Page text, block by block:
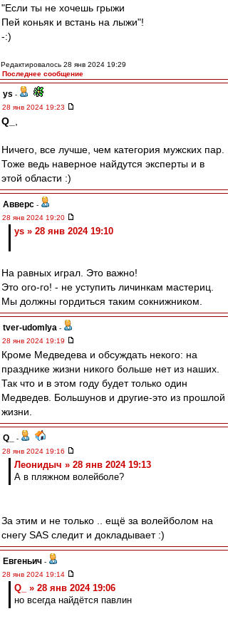
"Если ты не хочешь грыжи
Пей коньяк и встань на лыжи"!
-:)
Редактировалось 28 янв 2024 19:29
Последнее сообщение
ys -
28 янв 2024 19:23
Q_
Ничего, все лучше, чем категория мужских пар.
Тоже ведь наверное найдутся эксперты и в
этой области :)
Авверс -
28 янв 2024 19:20
ys » 28 янв 2024 19:10
На равных играл. Это важно!
Это ого-го! - не уступить личинкам мастериц.
Мы должны гордиться таким сокнижником.
tver-udomlya -
28 янв 2024 19:19
Кроме Медведева и обсуждать некого: на
празднике жизни никого больше нет из наших.
Так что и в этом году будет только один
Медведев. Большунов и другие-это из прошлой
жизни.
Q_
-
28 янв 2024 19:16
Леонидыч » 28 янв 2024 19:13
А в пляжном волейболе?
За этим и не только .. ещё за волейболом на
снегу SAS следит и докладывает :)
Евгеньич -
28 янв 2024 19:14
Q_ » 28 янв 2024 19:06
но всегда найдётся павлин